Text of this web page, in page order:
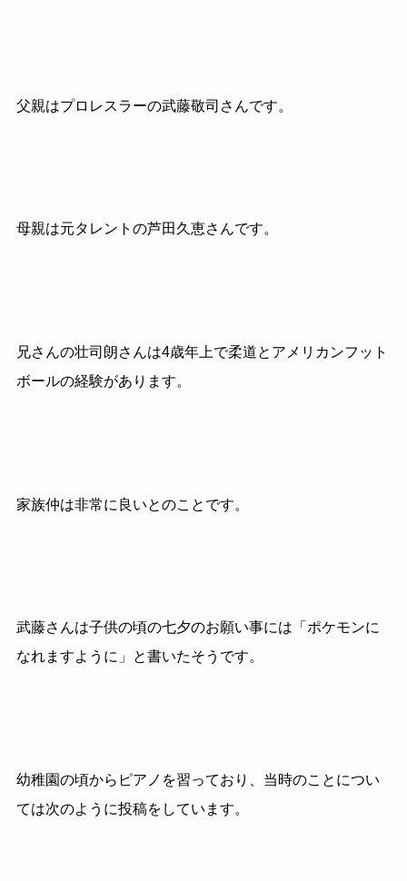
父親はプロレスラーの武藤敬司さんです。
母親は元タレントの芦田久恵さんです。
兄さんの壮司朗さんは4歳年上で柔道とアメリカンフット
ボールの経験があります。
家族仲は非常に良いとのことです。
武藤さんは子供の頃の七夕のお願い事には「ポケモンに
なれますように」と書いたそうです。
幼稚園の頃からピアノを習っており、当時のことについ
ては次のように投稿をしています。